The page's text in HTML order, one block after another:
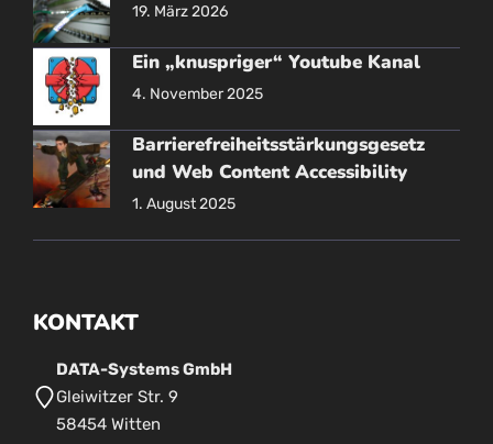
19. März 2026
Ein „knuspriger“ Youtube Kanal
4. November 2025
Barrierefreiheitsstärkungsgesetz
und Web Content Accessibility
1. August 2025
KONTAKT
DATA-Systems GmbH
Gleiwitzer Str. 9
58454 Witten